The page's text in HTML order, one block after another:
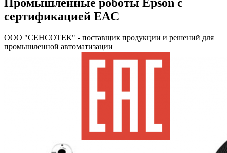
сертификацией EAC
ООО "СЕНСОТЕК" - поставщик продукции и решений для
промышленной автоматизации